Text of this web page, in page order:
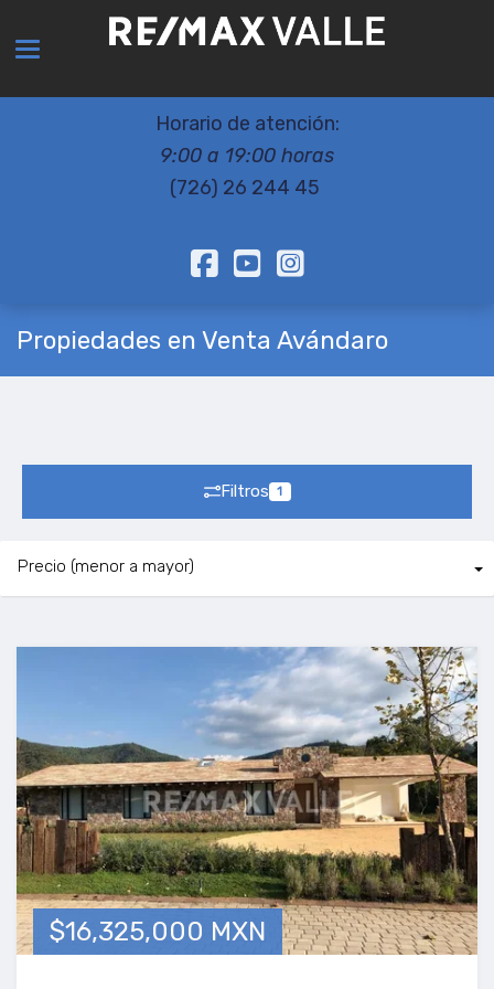
Toggle navigation
Horario de atención:
9:00 a 19:00 horas
(726) 26 244 45
Propiedades en Venta Avándaro
Filtros 1
$16,325,000 MXN